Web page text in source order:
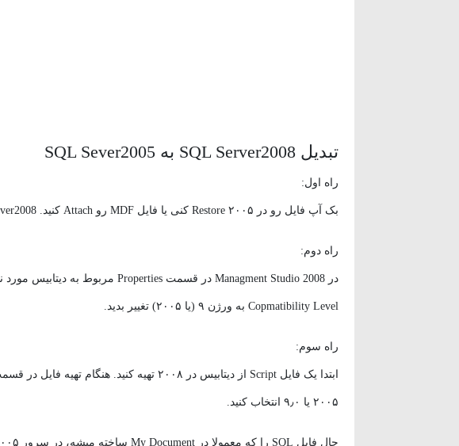
تبدیل SQL Server2008 به SQL Sever2005
راه اول:
بک آپ فایل رو در ۲۰۰۵ Restore کنی یا فایل MDF رو Attach کنید. SQL Server2008
راه دوم:
Copmatibility Level به ورژن ۹ (یا ۲۰۰۵) تغییر بدید.
راه سوم:
۲۰۰۵ یا ۹٫۰ انتخاب کنید.